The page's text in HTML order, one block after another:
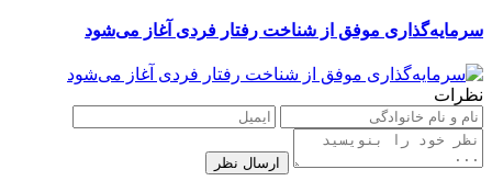
سرمایه‌گذاری موفق از شناخت رفتار فردی آغاز می‌شود
نظرات